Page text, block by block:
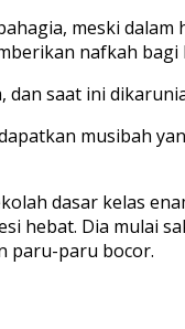
meski
nafkah
dan saat ini
musibah
dasar kelas
hebat. Dia mulai
paru-paru bocor.